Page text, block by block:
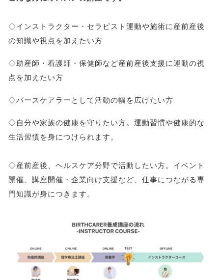
◇インストラクター・セラピスト運動や施術に産前産後
の知識や視点を加えたい方
◇助産師・看護師・保健師など産前産後支援に運動の視
点を加えたい方
◇バースケアラーとして活動の幅を広げたい方
◇自分や家族の健康を守りたい方。運動習慣や健康的な
生活習慣を身につけられます。
◇産前産後、ヘルスケア分野で活動したい方。イベント
開催、講座開催・企業向け支援など、仕事につながる専
門知識が身につきます。